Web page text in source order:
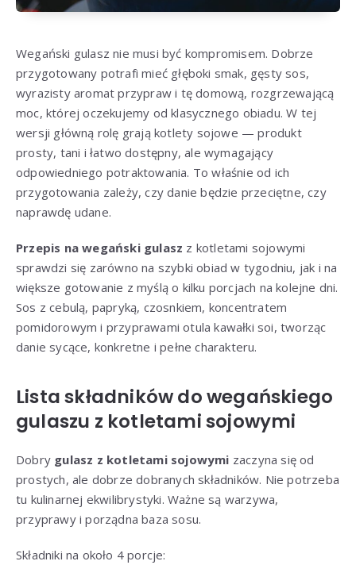
Wegański gulasz nie musi być kompromisem. Dobrze
przygotowany potrafi mieć głęboki smak, gęsty sos,
wyrazisty aromat przypraw i tę domową, rozgrzewającą
moc, której oczekujemy od klasycznego obiadu. W tej
wersji główną rolę grają kotlety sojowe — produkt
prosty, tani i łatwo dostępny, ale wymagający
odpowiedniego potraktowania. To właśnie od ich
przygotowania zależy, czy danie będzie przeciętne, czy
naprawdę udane.
Przepis na wegański gulasz z kotletami sojowymi
sprawdzi się zarówno na szybki obiad w tygodniu, jak i na
większe gotowanie z myślą o kilku porcjach na kolejne dni.
Sos z cebulą, papryką, czosnkiem, koncentratem
pomidorowym i przyprawami otula kawałki soi, tworząc
danie sycące, konkretne i pełne charakteru.
Lista składników do wegańskiego
gulaszu z kotletami sojowymi
Dobry gulasz z kotletami sojowymi zaczyna się od
prostych, ale dobrze dobranych składników. Nie potrzeba
tu kulinarnej ekwilibrystyki. Ważne są warzywa,
przyprawy i porządna baza sosu.
Składniki na około 4 porcje: